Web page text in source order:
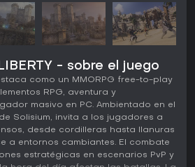
- sobre el juego
como un MMORPG free-to-play
RPG, aventura y
masivo en PC. Ambientado en el
Solisium, invita a los jugadores a
desde cordilleras hasta llanuras
a entornos cambiantes. El combate
estratégicas en escenarios PvP y